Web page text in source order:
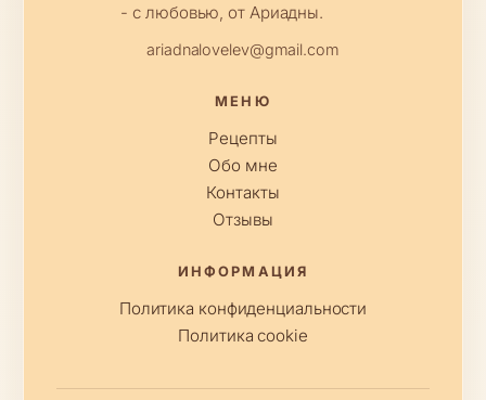
- с любовью, от Ариадны.
ariadnalovelev@gmail.com
МЕНЮ
Рецепты
Обо мне
Контакты
Отзывы
ИНФОРМАЦИЯ
Политика конфиденциальности
Политика cookie